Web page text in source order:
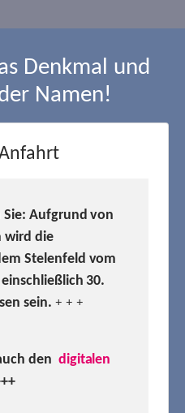
Denkmal und
Namen!
Aufgrund von
wird die
Stelenfeld vom
30.
sein. + + +
den digitalen